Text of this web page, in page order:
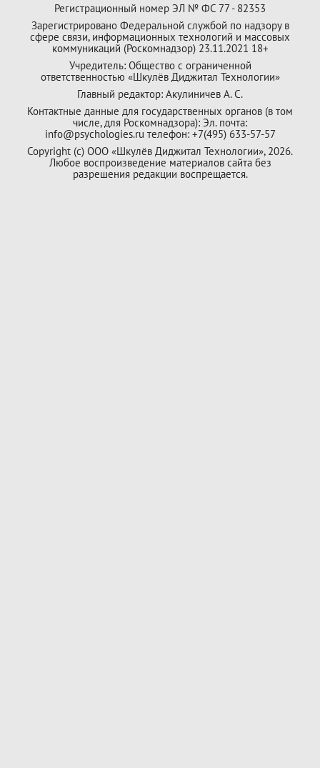
Регистрационный номер ЭЛ № ФС 77 - 82353
Зарегистрировано Федеральной службой по надзору в
сфере связи, информационных технологий и массовых
коммуникаций (Роскомнадзор) 23.11.2021 18+
Учредитель: Общество с ограниченной
ответственностью «Шкулёв Диджитал Технологии»
Главный редактор: Акулиничев А. С.
Контактные данные для государственных органов (в том
числе, для Роскомнадзора): Эл. почта:
info@psychologies.ru телефон: +7(495) 633-57-57
Copyright (с) ООО «Шкулёв Диджитал Технологии», 2026.
Любое воспроизведение материалов сайта без
разрешения редакции воспрещается.